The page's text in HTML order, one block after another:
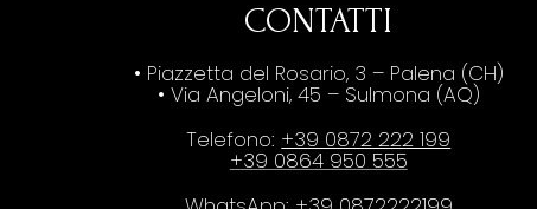
CONTATTI
• Piazzetta del Rosario, 3 – Palena (CH)
• Via Angeloni, 45 – Sulmona (AQ)
Telefono: +39 0872 222 199
+39 0864 950 555